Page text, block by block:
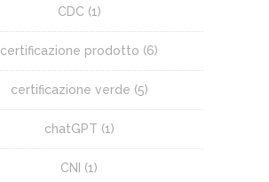
CDC (1)
certificazione prodotto (6)
certificazione verde (5)
chatGPT (1)
CNI (1)